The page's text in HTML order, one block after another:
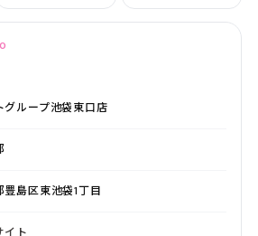
グループ池袋東口店
豊島区東池袋1丁目
イト